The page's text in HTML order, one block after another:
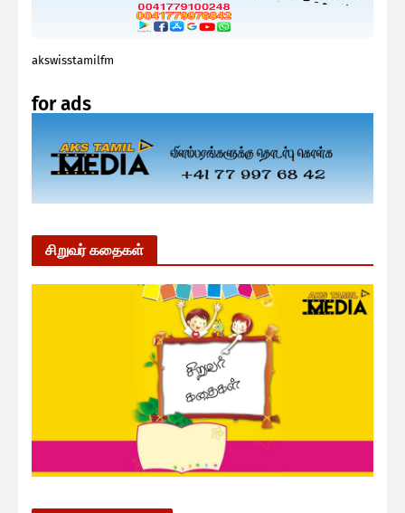
akswisstamilfm
for ads
சிறுவர் கதைகள்